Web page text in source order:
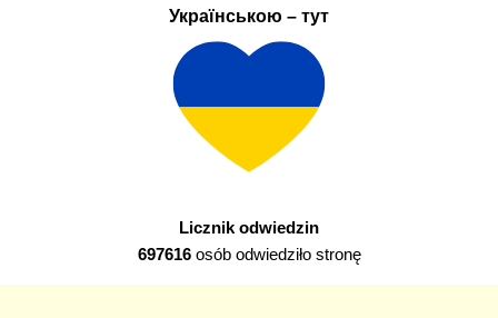
Українською – тут
Licznik odwiedzin
697616osób odwiedziło stronę